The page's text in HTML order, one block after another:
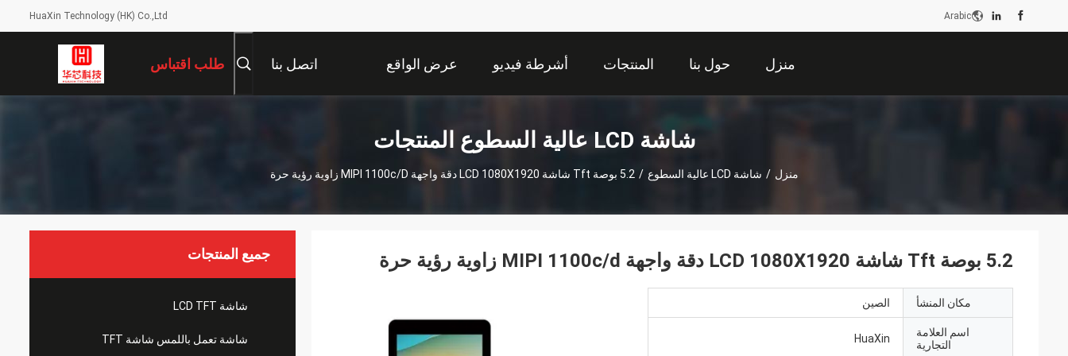
HuaXin Technology (HK) Co.,Ltd Arabic
منزل حول بنا المنتجات أشرطة فيديو عرض الواقع
الافتراضي
اتصل بنا طلب اقتباس
شاشة LCD عالية السطوع المنتجات
منزل / شاشة LCD عالية السطوع / 5.2 بوصة Tft شاشة LCD 1080X1920 دقة واجهة MIPI 1100c/d زاوية رؤية حرة
جميع المنتجات
شاشة LCD TFT
شاشة تعمل باللمس شاشة TFT
5.2 بوصة Tft شاشة LCD 1080X1920 دقة واجهة MIPI 1100c/d زاوية رؤية حرة
مكان المنشأ الصين
اسم العلامة
التجارية
HuaXin